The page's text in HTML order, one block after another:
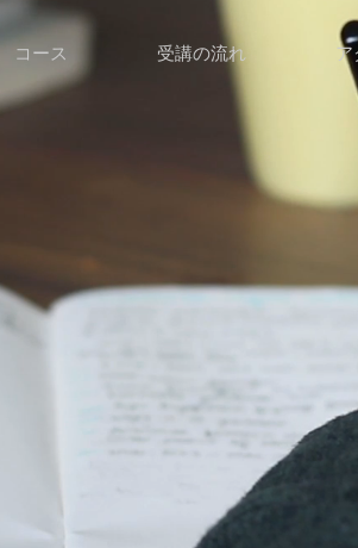
コース 受講の流れ ア